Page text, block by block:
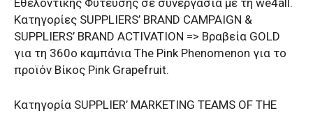
Κατηγορίες SUPPLIERS’ BRAND CAMPAIGN &
SUPPLIERS’ BRAND ACTIVATION => Βραβεία GOLD
για τη 360ο καμπάνια The Pink Phenomenon για το
πρoϊόν Bίκος Pink Grapefruit.
Κατηγορία SUPPLIER’ MARKETING TEAMS OF THE